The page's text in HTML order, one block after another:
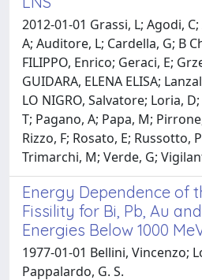
2012-01-01 Grassi, L; Agodi,
A; Auditore, L; Cardella, G; B
FILIPPO, Enrico; Geraci, E;
GUIDARA, ELENA ELISA;
LO NIGRO, Salvatore; Loria,
T; Pagano, A; Papa, M;
Rizzo, F; Rosato, E; Russotto,
Trimarchi, M; Verde, G;
Energy Dependence of
Fissility for Bi, Pb, Au
Energies Below 1000
1977-01-01 Bellini, Vincenzo;
Pappalardo, G. S.